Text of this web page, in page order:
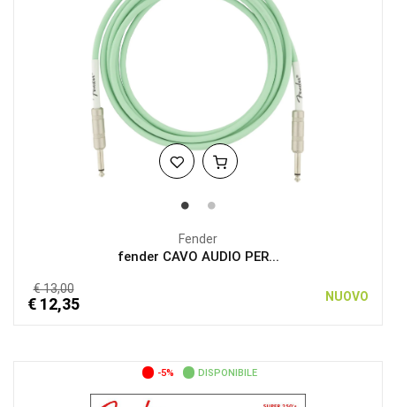
Fender
fender CAVO AUDIO PER...
€ 13,00
€ 12,35 NUOVO
-5% DISPONIBILE